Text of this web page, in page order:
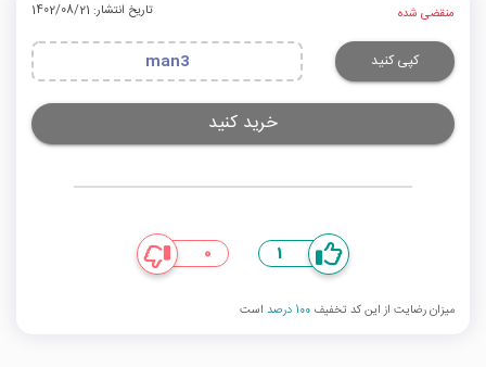
منقضی شده تاریخ انتشار: 1402/08/21
کپی کنید man3
خرید کنید
1
0
میزان رضایت از این کد تخفیف 100 درصد است